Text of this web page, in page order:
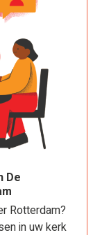
De
Rotterdam?
in uw kerk